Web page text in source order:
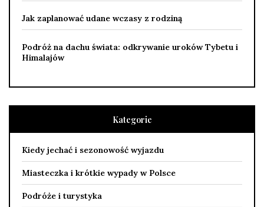
Jak zaplanować udane wczasy z rodziną
Podróż na dachu świata: odkrywanie uroków Tybetu i
Himalajów
Kategorie
Kiedy jechać i sezonowość wyjazdu
Miasteczka i krótkie wypady w Polsce
Podróże i turystyka